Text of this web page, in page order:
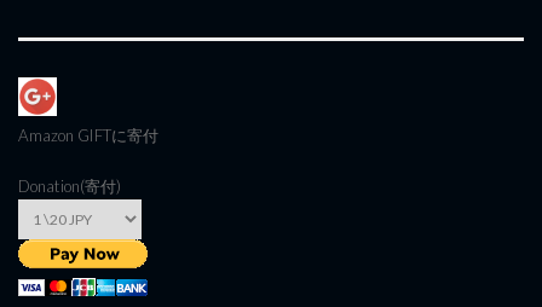
Amazon GIFTに寄付
Donation(寄付)